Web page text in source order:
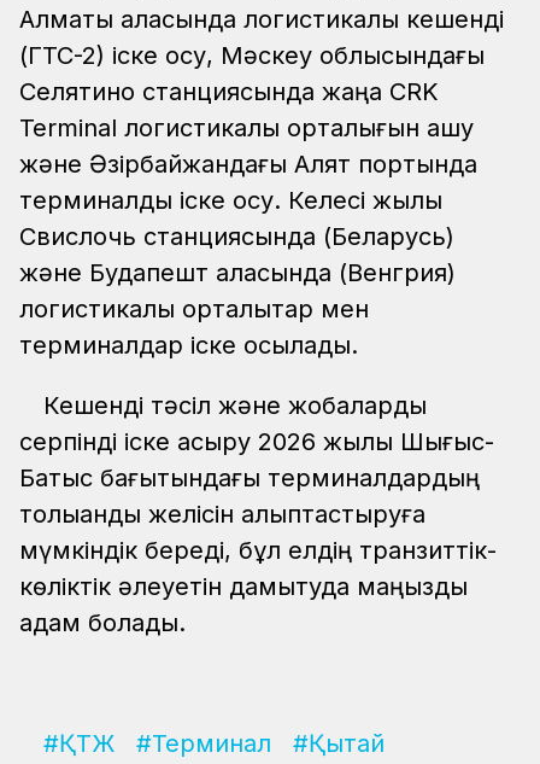
Алматы қаласында логистикалық кешенді
(ГТС-2) іске қосу, Мәскеу облысындағы
Селятино станциясында жаңа CRK
Terminal логистикалық орталығын ашу
және Әзірбайжандағы Алят портында
терминалды іске қосу. Келесі жылы
Свислочь станциясында (Беларусь)
және Будапешт қаласында (Венгрия)
логистикалық орталықтар мен
терминалдар іске қосылады.
Кешенді тәсіл және жобаларды
серпінді іске асыру 2026 жылы Шығыс-
Батыс бағытындағы терминалдардың
толыққанды желісін қалыптастыруға
мүмкіндік береді, бұл елдің транзиттік-
көліктік әлеуетін дамытуда маңызды
қадам болады.
#ҚТЖ #Терминал
#Қытай